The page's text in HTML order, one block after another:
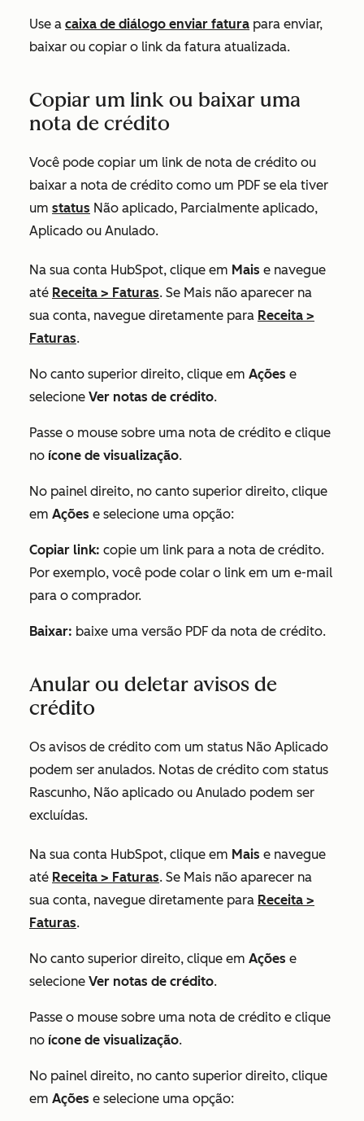
Use a caixa de diálogo enviar fatura para enviar,
baixar ou copiar o link da fatura atualizada.
Copiar um link ou baixar uma
nota de crédito
Você pode copiar um link de nota de crédito ou
baixar a nota de crédito como um PDF se ela tiver
um status Não aplicado, Parcialmente aplicado,
Aplicado ou Anulado.
Na sua conta HubSpot, clique em Mais e navegue
até Receita > Faturas. Se Mais não aparecer na
sua conta, navegue diretamente para Receita >
Faturas.
No canto superior direito, clique em Ações e
selecione Ver notas de crédito.
Passe o mouse sobre uma nota de crédito e clique
no ícone de visualização.
No painel direito, no canto superior direito, clique
em Ações e selecione uma opção:
Copiar link: copie um link para a nota de crédito.
Por exemplo, você pode colar o link em um e-mail
para o comprador.
Baixar: baixe uma versão PDF da nota de crédito.
Anular ou deletar avisos de
crédito
Os avisos de crédito com um status Não Aplicado
podem ser anulados. Notas de crédito com status
Rascunho, Não aplicado ou Anulado podem ser
excluídas.
Na sua conta HubSpot, clique em Mais e navegue
até Receita > Faturas. Se Mais não aparecer na
sua conta, navegue diretamente para Receita >
Faturas.
No canto superior direito, clique em Ações e
selecione Ver notas de crédito.
Passe o mouse sobre uma nota de crédito e clique
no ícone de visualização.
No painel direito, no canto superior direito, clique
em Ações e selecione uma opção: